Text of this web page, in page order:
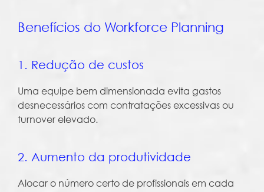
Benefícios do Workforce Planning
1. Redução de custos
Uma equipe bem dimensionada evita gastos
desnecessários com contratações excessivas ou
turnover elevado.
2. Aumento da produtividade
Alocar o número certo de profissionais em cada